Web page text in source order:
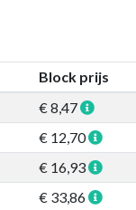
Block prijs
€ 8,47
€ 12,70
€ 16,93
€ 33,86